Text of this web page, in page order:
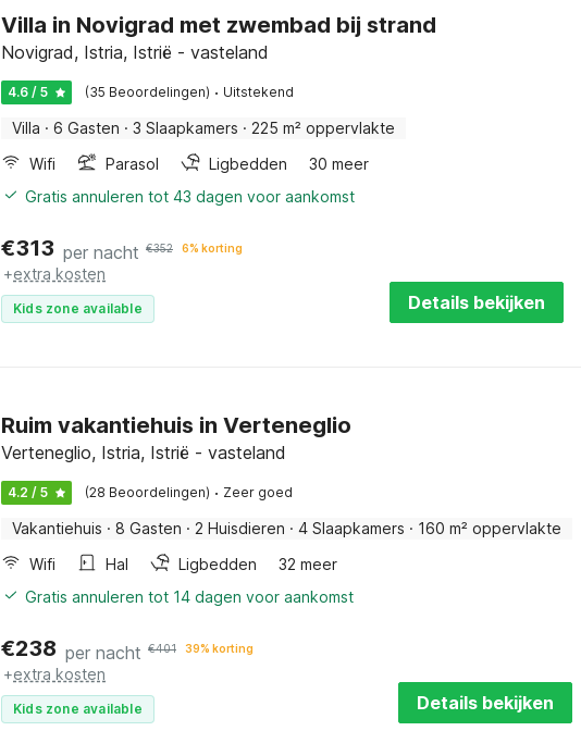
Villa in Novigrad met zwembad bij strand
Novigrad, Istria, Istrië - vasteland
4.6 / 5 (35 Beoordelingen) · Uitstekend
Villa · 6 Gasten · 3 Slaapkamers · 225 m² oppervlakte
Wifi
Parasol Ligbedden
30 meer
Gratis annuleren tot 43 dagen voor aankomst
€313 per nacht €352 6% korting
+extra kosten
Kids zone available Details bekijken
Ruim vakantiehuis in Verteneglio
Verteneglio, Istria, Istrië - vasteland
4.2 / 5 (28 Beoordelingen) · Zeer goed
Vakantiehuis · 8 Gasten · 2 Huisdieren · 4 Slaapkamers · 160 m² oppervlakte
Wifi
Hal Ligbedden
32 meer
Gratis annuleren tot 14 dagen voor aankomst
€238 per nacht €401 39% korting
+extra kosten
Kids zone available Details bekijken